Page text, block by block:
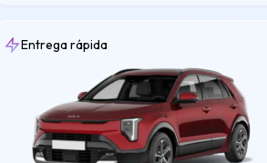
Entrega rápida